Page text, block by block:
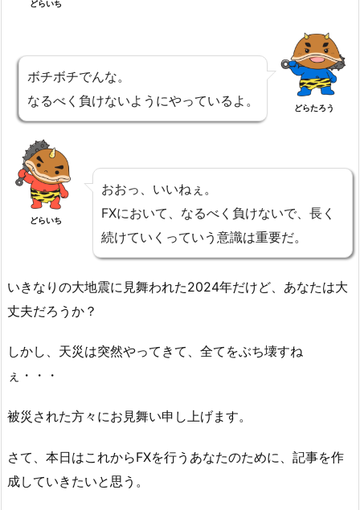
どらいち
ボチボチでんな。
なるべく負けないようにやっているよ。
どらたろう
どらいち
おおっ、いいねぇ。
FXにおいて、なるべく負けないで、長く
続けていくっていう意識は重要だ。
いきなりの大地震に見舞われた2024年だけど、あなたは大
丈夫だろうか？
しかし、天災は突然やってきて、全てをぶち壊すね
ぇ・・・
被災された方々にお見舞い申し上げます。
さて、本日はこれからFXを行うあなたのために、記事を作
成していきたいと思う。